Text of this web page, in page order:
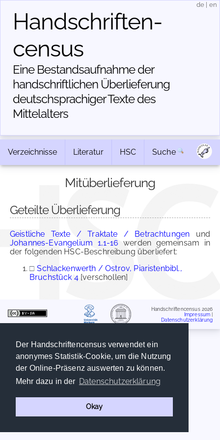
Der Handschriftencensus verwendet ein
anonymes Statistik-Cookie, um die Nutzung
der Online-Präsenz auswerten zu können.
Mehr dazu in der Datenschutzerklärung
Okay
Handschriften­
census
Eine Bestandsaufnahme der
handschriftlichen Über­lieferung
deutschsprachiger Texte des
Mittelalters
de en
Verzeichnisse Literatur HSC Suche
Mitüberlieferung
Geteilte Überlieferung
Geistliche Texte / Traktate / Betrachtungen und
Johannes-Evangelium 1,1-16 werden gemeinsam in
der folgenden HSC-Beschreibung überliefert:
□ Schlackenwerth / Ostrov, Piaristenbibl.,
Bruchstück 4[verschollen]
Handschriftencensus 2026
Impressum
Datenschutzerklärung